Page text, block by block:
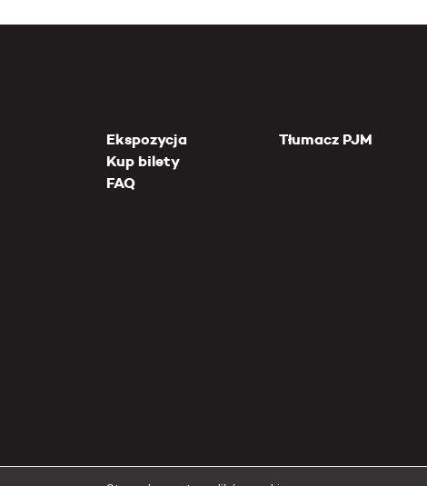
Ekspozycja
Kup bilety
FAQ
Tłumacz PJM